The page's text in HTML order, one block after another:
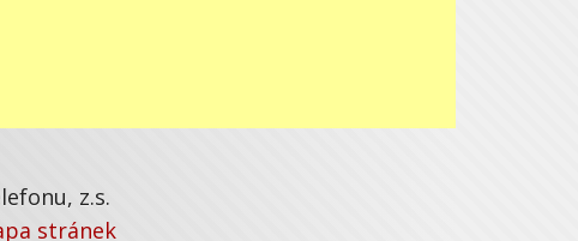
z.s.
stránek